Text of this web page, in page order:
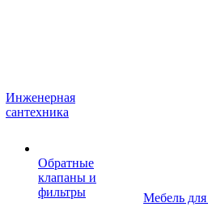
Инженерная
сантехника
Обратные
клапаны и
фильтры
Мебель